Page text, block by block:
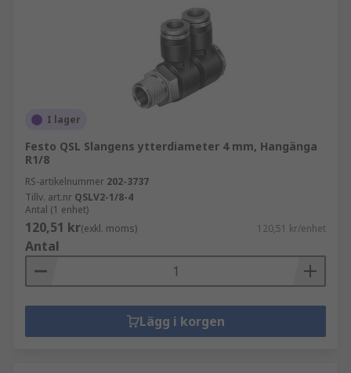
I lager
Festo QSL Slangens ytterdiameter 4 mm, Hangänga
R1/8
RS-artikelnummer 202-3737
Tillv. art.nr QSLV2-1/8-4
Antal (1 enhet)
120,51 kr(exkl. moms) 120,51 kr/enhet
Antal
Lägg i korgen